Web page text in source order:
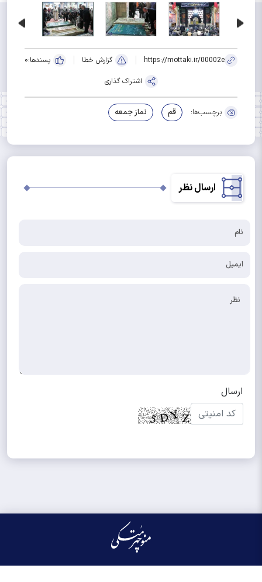
https://mottaki.ir/00002e گزارش خطا پسندها:0
اشتراک گذاری
برچسب‌ها: قم نماز جمعه
ارسال نظر